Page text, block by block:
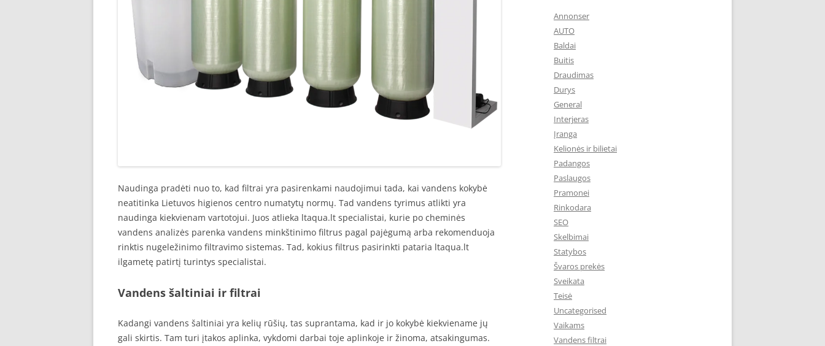
Naudinga pradėti nuo to, kad filtrai yra pasirenkami naudojimui tada, kai vandens kokybė
neatitinka Lietuvos higienos centro numatytų normų. Tad vandens tyrimus atlikti yra
naudinga kiekvienam vartotojui. Juos atlieka ltaqua.lt specialistai, kurie po cheminės
vandens analizės parenka vandens minkštinimo filtrus pagal pajėgumą arba rekomenduoja
rinktis nugeležinimo filtravimo sistemas. Tad, kokius filtrus pasirinkti pataria ltaqua.lt
ilgametę patirtį turintys specialistai.
Vandens šaltiniai ir filtrai
Kadangi vandens šaltiniai yra kelių rūšių, tas suprantama, kad ir jo kokybė kiekviename jų
gali skirtis. Tam turi įtakos aplinka, vykdomi darbai toje aplinkoje ir žinoma, atsakingumas.
Annonser
AUTO
Baldai
Buitis
Draudimas
Durys
General
Interjeras
Įranga
Kelionės ir bilietai
Padangos
Paslaugos
Pramonei
Rinkodara
SEO
Skelbimai
Statybos
Švaros prekės
Sveikata
Teisė
Uncategorised
Vaikams
Vandens filtrai